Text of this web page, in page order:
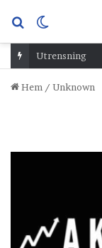
Sök
efterskin
Utrensning
Hem / Unknown